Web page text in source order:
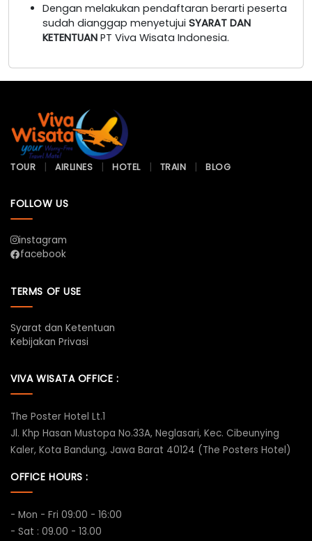
Dengan melakukan pendaftaran berarti peserta
sudah dianggap menyetujui SYARAT DAN
KETENTUAN PT Viva Wisata Indonesia.
TOUR AIRLINES HOTEL TRAIN BLOG
FOLLOW US
instagram
facebook
TERMS OF USE
Syarat dan Ketentuan
Kebijakan Privasi
VIVA WISATA OFFICE :
The Poster Hotel Lt.1
Jl. Khp Hasan Mustopa No.33A, Neglasari, Kec. Cibeunying
Kaler, Kota Bandung, Jawa Barat 40124 (The Posters Hotel)
OFFICE HOURS :
- Mon - Fri 09:00 - 16:00
- Sat : 09.00 - 13.00